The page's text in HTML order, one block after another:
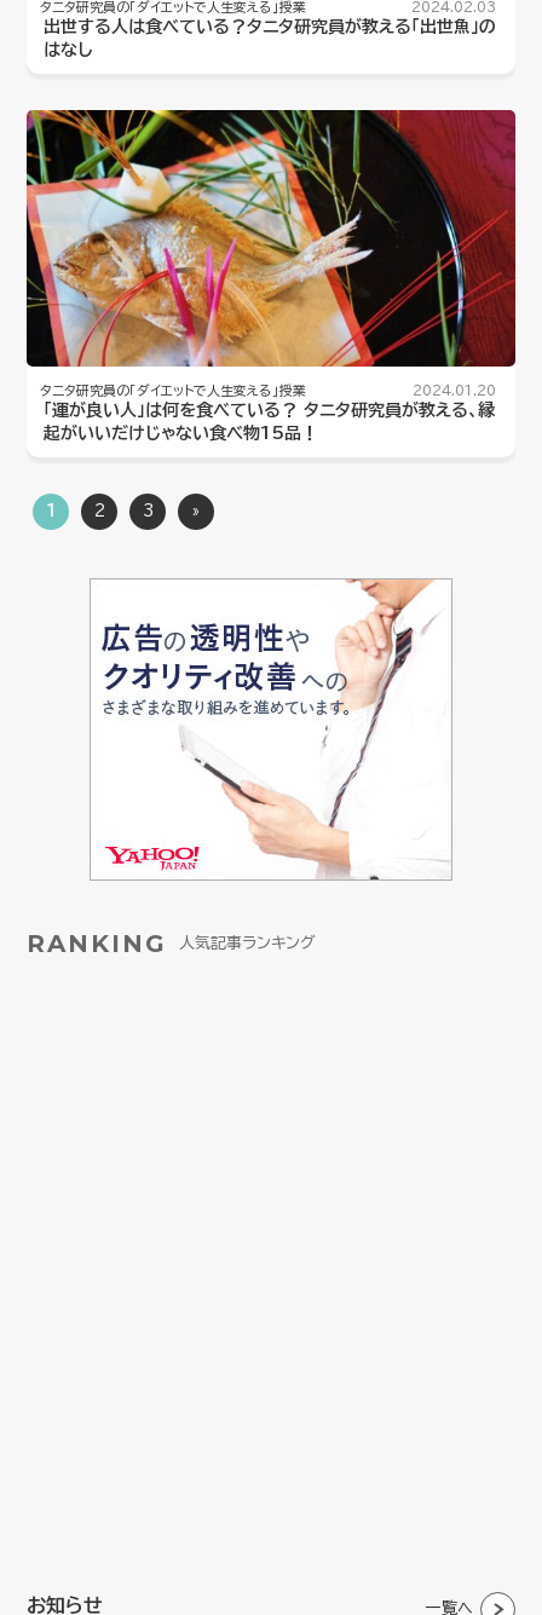
タニタ研究員の「ダイエットで人生変える」授業 2024.02.03
出世する人は食べている？タニタ研究員が教える「出世魚」の
はなし
タニタ研究員の「ダイエットで人生変える」授業 2024.01.20
「運が良い人」は何を食べている？ タニタ研究員が教える、縁
起がいいだけじゃない食べ物15品！
1 2 3 »
RANKING 人気記事ランキング
お知らせ 一覧へ